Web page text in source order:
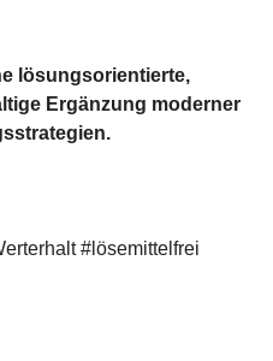
lösungsorientierte,
Ergänzung moderner
#lösemittelfrei